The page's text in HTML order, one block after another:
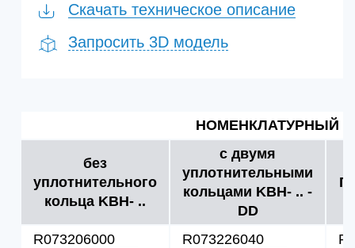
Скачать техническое описание
Запросить 3D модель
НОМЕНКЛАТУРНЫЙ
без
уплотнительного
кольца KBH- ..
с двумя
уплотнительными
кольцами KBH- .. -
DD
R073206000 R073226040